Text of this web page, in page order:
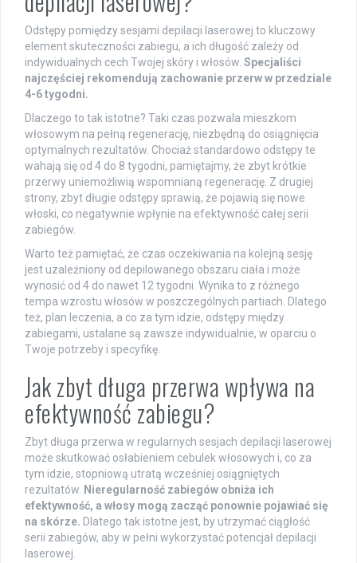
Odstępy pomiędzy sesjami depilacji laserowej to kluczowy
element skuteczności zabiegu, a ich długość zależy od
indywidualnych cech Twojej skóry i włosów. Specjaliści
najczęściej rekomendują zachowanie przerw w przedziale
4-6 tygodni.
Dlaczego to tak istotne? Taki czas pozwala mieszkom
włosowym na pełną regenerację, niezbędną do osiągnięcia
optymalnych rezultatów. Chociaż standardowo odstępy te
wahają się od 4 do 8 tygodni, pamiętajmy, że zbyt krótkie
przerwy uniemożliwią wspomnianą regenerację. Z drugiej
strony, zbyt długie odstępy sprawią, że pojawią się nowe
włoski, co negatywnie wpłynie na efektywność całej serii
zabiegów.
Warto też pamiętać, że czas oczekiwania na kolejną sesję
jest uzależniony od depilowanego obszaru ciała i może
wynosić od 4 do nawet 12 tygodni. Wynika to z różnego
tempa wzrostu włosów w poszczególnych partiach. Dlatego
też, plan leczenia, a co za tym idzie, odstępy między
zabiegami, ustalane są zawsze indywidualnie, w oparciu o
Twoje potrzeby i specyfikę.
Jak zbyt długa przerwa wpływa na
efektywność zabiegu?
Zbyt długa przerwa w regularnych sesjach depilacji laserowej
może skutkować osłabieniem cebulek włosowych i, co za
tym idzie, stopniową utratą wcześniej osiągniętych
rezultatów. Nieregularność zabiegów obniża ich
efektywność, a włosy mogą zacząć ponownie pojawiać się
na skórze. Dlatego tak istotne jest, by utrzymać ciągłość
serii zabiegów, aby w pełni wykorzystać potencjał depilacji
laserowej.